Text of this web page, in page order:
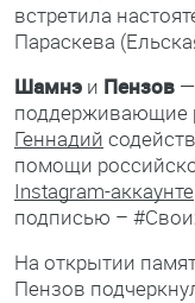
встретила
Параскева
Шамнэ и Пензов
поддерживающие
Геннадий
помощи
Instagram-аккаунте
подписью –
На открытии
Пензов